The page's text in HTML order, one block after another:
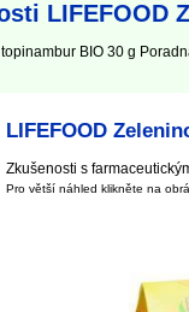
LIFEFOOD
BIO 30 g
LIFEFOOD
Zkušenosti s
Pro větší náhled klikněte na